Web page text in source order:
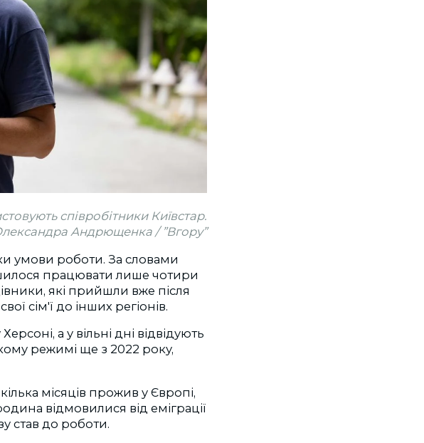
співробітники Київстар.
Андрющенка / ”Вгору”
умови роботи. За словами
працювати лише чотири
які прийшли вже після
сім'ї до інших регіонів.
а у вільні дні відвідують
режимі ще з 2022 року,
місяців прожив у Європі,
відмовилися від еміграції
став до роботи.